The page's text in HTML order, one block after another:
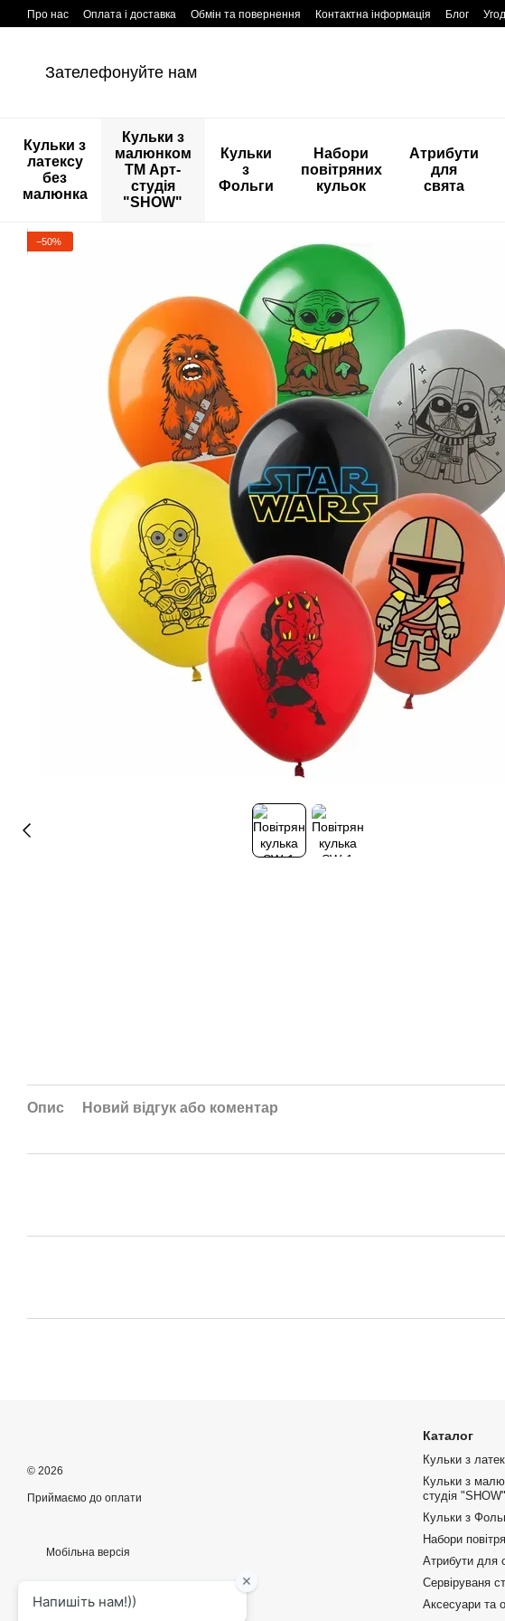
Перейти к основному контенту
Про нас Оплата і доставка Обмін та повернення Контактна інформація Блог
Зателефонуйте нам
Кульки з
латексу
без
малюнка
Кульки з
малюнком
ТМ Арт-
студія
"SHOW"
Кульки
з
Фольги
Набори
повітряних
кульок
Атрибути
для
свята
−50%
Опис Новий відгук або коментар
© 2026
Приймаємо до оплати
Мобільна версія
Каталог
Кульки з
Кульки з
студія "SHOW"
Кульки з
Набори
Атрибути для
Сервіруваня
Аксесуари та